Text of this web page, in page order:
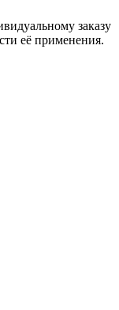
заказу
её применения.